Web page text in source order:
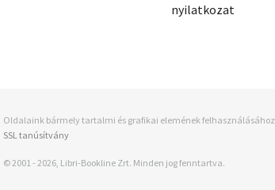
nyilatkozat
Oldalaink bármely tartalmi és grafikai elemének
SSL tanúsítvány
© 2001 - 2026, Libri-Bookline Zrt. Minden jog fenntartva.